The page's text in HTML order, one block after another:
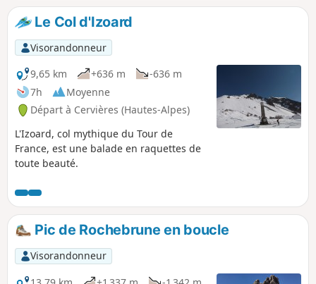
Le Col d'Izoard
Visorandonneur
9,65 km
+636 m
-636 m
7h
Moyenne
Départ à Cervières (Hautes-Alpes)
L'Izoard, col mythique du Tour de
France, est une balade en raquettes de
toute beauté.
Pic de Rochebrune en boucle
Visorandonneur